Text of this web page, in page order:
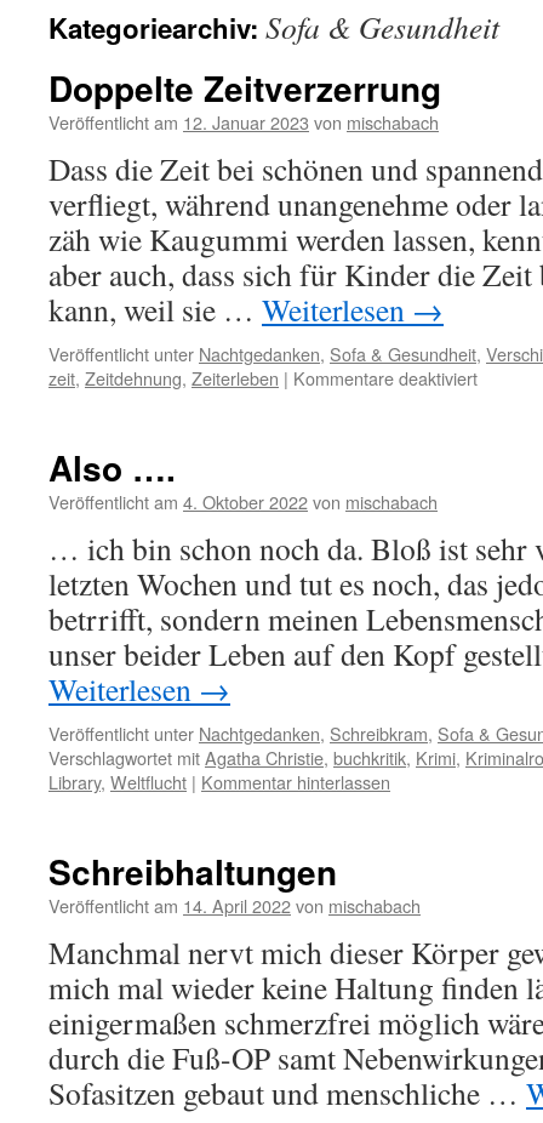
Kategoriearchiv: Sofa & Gesundheit
Doppelte Zeitverzerrung
Veröffentlicht am 12. Januar 2023 von mischabach
Dass die Zeit bei schönen und
verfliegt, während unangenehme oder
zäh wie Kaugummi werden lassen,
aber auch, dass sich für Kinder die
kann, weil sie … Weiterlesen →
Veröffentlicht unter Nachtgedanken, Sofa & Gesundheit,
zeit, Zeitdehnung, Zeiterleben | Kommentare deaktiviertfür
Also ….
Veröffentlicht am 4. Oktober 2022von mischabach
… ich bin schon noch da. Bloß ist sehr
letzten Wochen und tut es noch, das
betrrifft, sondern meinen
unser beider Leben auf den Kopf
Weiterlesen →
Veröffentlicht unter Nachtgedanken, Schreibkram, Sofa &
Verschlagwortet mitAgatha Christie, buchkritik, Krimi,
Library, Weltflucht | Kommentar hinterlassen
Schreibhaltungen
Veröffentlicht am 14. April 2022von mischabach
Manchmal nervt mich dieser Körper
mich mal wieder keine Haltung finden
einigermaßen schmerzfrei möglich
durch die Fuß-OP samt
Sofasitzen gebaut und menschliche …